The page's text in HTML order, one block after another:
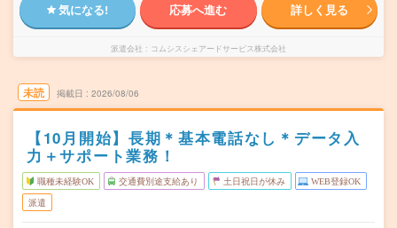
気になる! 応募へ進む 詳しく見る
派遣会社 コムシスシェアードサービス株式会社
未読 掲載日 2026/08/06
【10月開始】長期＊基本電話なし＊データ入
力＋サポート業務！
職種未経験OK 交通費別途支給あり 土日祝日が休み WEB登録OK
派遣